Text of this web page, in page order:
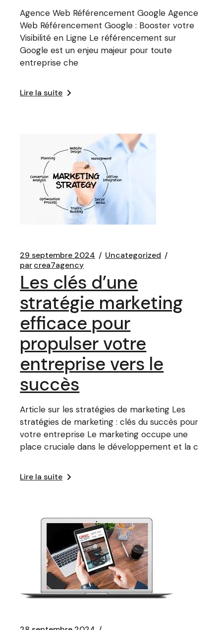
Agence Web Référencement Google Agence
Web Référencement Google : Booster votre
Visibilité en Ligne Le référencement sur
Google est un enjeu majeur pour toute
entreprise che
Lire la suite
29 septembre 2024
Uncategorized
parcrea7agency
Les clés d’une
stratégie marketing
efficace pour
propulser votre
entreprise vers le
succès
Article sur les stratégies de marketing Les
stratégies de marketing : clés du succès pour
votre entreprise Le marketing occupe une
place cruciale dans le développement et la c
Lire la suite